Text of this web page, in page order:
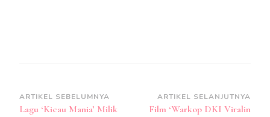
Navigasi
ARTIKEL SEBELUMNYA
Lagu ‘Kicau Mania’ Milik
ARTIKEL SELANJUTNYA
Film ‘Warkop DKI Viralin